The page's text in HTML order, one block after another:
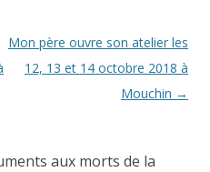
Mon père ouvre son atelier les
12, 13 et 14 octobre 2018 à
Mouchin →
aux morts de la